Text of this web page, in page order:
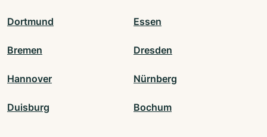
Dortmund Essen
Bremen Dresden
Hannover Nürnberg
Duisburg Bochum